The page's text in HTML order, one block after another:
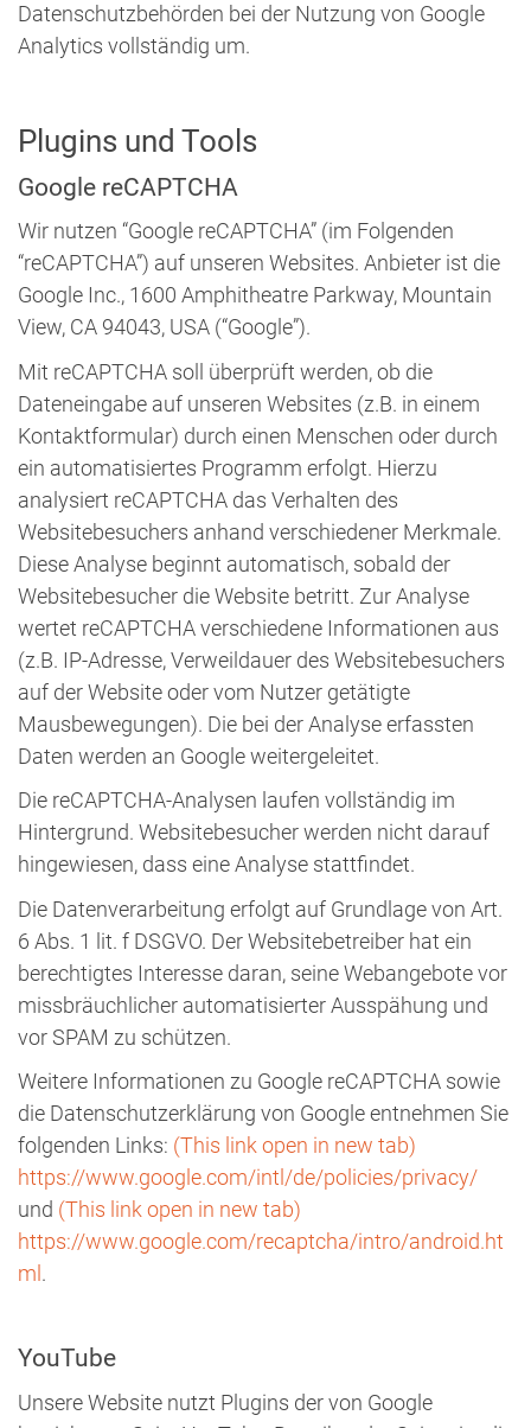
Datenschutzbehörden bei der Nutzung von Google
Analytics vollständig um.
Plugins und Tools
Google reCAPTCHA
Wir nutzen “Google reCAPTCHA” (im Folgenden
“reCAPTCHA”) auf unseren Websites. Anbieter ist die
Google Inc., 1600 Amphitheatre Parkway, Mountain
View, CA 94043, USA (“Google”).
Mit reCAPTCHA soll überprüft werden, ob die
Dateneingabe auf unseren Websites (z.B. in einem
Kontaktformular) durch einen Menschen oder durch
ein automatisiertes Programm erfolgt. Hierzu
analysiert reCAPTCHA das Verhalten des
Websitebesuchers anhand verschiedener Merkmale.
Diese Analyse beginnt automatisch, sobald der
Websitebesucher die Website betritt. Zur Analyse
wertet reCAPTCHA verschiedene Informationen aus
(z.B. IP-Adresse, Verweildauer des Websitebesuchers
auf der Website oder vom Nutzer getätigte
Mausbewegungen). Die bei der Analyse erfassten
Daten werden an Google weitergeleitet.
Die reCAPTCHA-Analysen laufen vollständig im
Hintergrund. Websitebesucher werden nicht darauf
hingewiesen, dass eine Analyse stattfindet.
Die Datenverarbeitung erfolgt auf Grundlage von Art.
6 Abs. 1 lit. f DSGVO. Der Websitebetreiber hat ein
berechtigtes Interesse daran, seine Webangebote vor
missbräuchlicher automatisierter Ausspähung und
vor SPAM zu schützen.
Weitere Informationen zu Google reCAPTCHA sowie
die Datenschutzerklärung von Google entnehmen Sie
folgenden Links: (This link open in new tab)
https://www.google.com/intl/de/policies/privacy/
und (This link open in new tab)
https://www.google.com/recaptcha/intro/android.ht
ml .
YouTube
Unsere Website nutzt Plugins der von Google